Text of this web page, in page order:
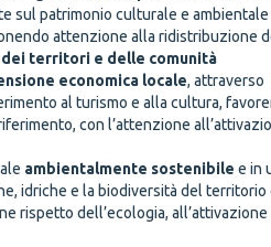
sul patrimonio culturale e ambientale
attenzione alla ridistribuzione
territori e delle comunità
economica locale, attraverso
al turismo e alla cultura,
con l’attenzione
ambientalmente sostenibile e in
idriche e la biodiversità del territorio
rispetto dell’ecologia, all’attivazione